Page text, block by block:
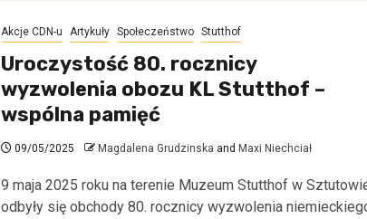
Akcje CDN-u Artykuły Społeczeństwo Stutthof
Uroczystość 80. rocznicy
wyzwolenia obozu KL Stutthof –
wspólna pamięć
09/05/2025 Magdalena Grudzinska and Maxi Niechciał
9 maja 2025 roku na terenie Muzeum Stutthof w
odbyły się obchody 80. rocznicy wyzwolenia